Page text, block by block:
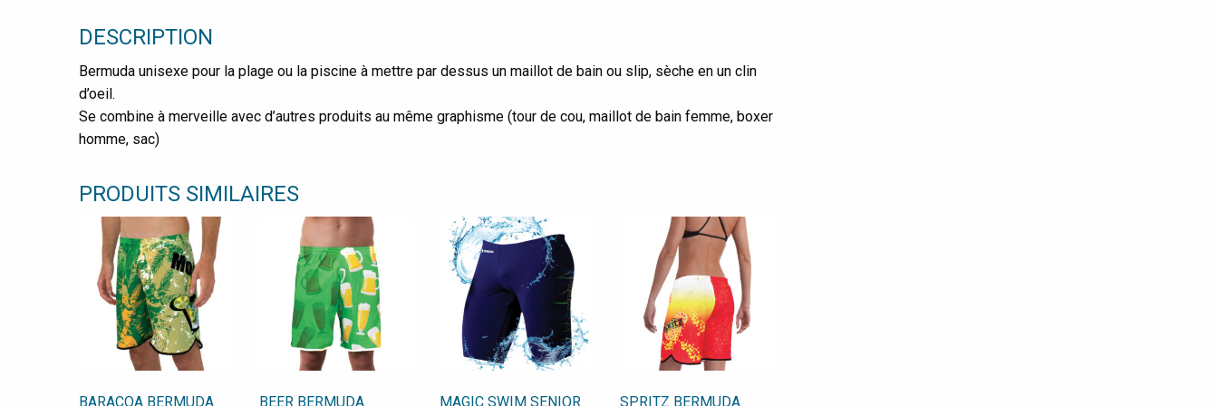
DESCRIPTION
Bermuda unisexe pour la plage ou la piscine à mettre par dessus un maillot de bain ou slip, sèche en un clin
d’oeil.
Se combine à merveille avec d’autres produits au même graphisme (tour de cou, maillot de bain femme, boxer
homme, sac)
PRODUITS SIMILAIRES
BARACOA BERMUDA BEER BERMUDA MAGIC SWIM SENIOR SPRITZ BERMUDA